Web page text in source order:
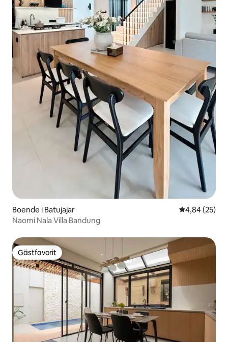
Boende i Batujajar 4,84 av 5 i
4,84 (25)
Naomi Nala Villa Bandung
Gästfavorit
Gästfavorit